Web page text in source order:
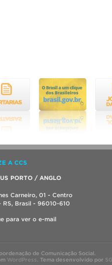
A CCS
PORTO / ANGLO
Carneiro, 01 - Centro
RS, Brasil - 96010-610
para ver o e-mail
de Comunicação Social.
WordPress. Tema desenvolvido por